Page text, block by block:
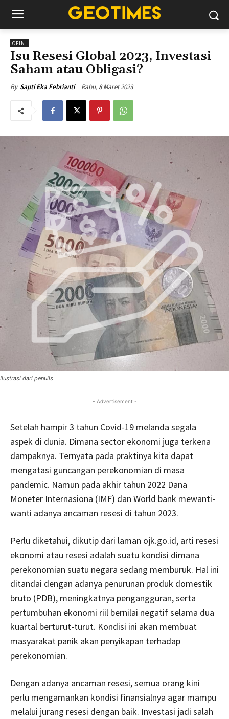
OPINI
Isu Resesi Global 2023, Investasi
Saham atau Obligasi?
By Sapti Eka Febrianti Rabu, 8 Maret 2023
Ilustrasi dari penulis
- Advertisement -
Setelah hampir 3 tahun Covid-19 melanda segala
aspek di dunia. Dimana sector ekonomi juga terkena
dampaknya. Ternyata pada praktinya kita dapat
mengatasi guncangan perekonomian di masa
pandemic. Namun pada akhir tahun 2022 Dana
Moneter Internasiona (IMF) dan World bank mewanti-
wanti adanya ancaman resesi di tahun 2023.
Perlu diketahui, dikutip dari laman ojk.go.id, arti resesi
ekonomi atau resesi adalah suatu kondisi dimana
perekonomian suatu negara sedang memburuk. Hal ini
ditandai dengan adanya penurunan produk domestik
bruto (PDB), meningkatnya pengangguran, serta
pertumbuhan ekonomi riil bernilai negatif selama dua
kuartal berturut-turut. Kondisi ini akan membuat
masyarakat panik akan penyikapan terhadap
perekonomian.
Dengan adanya ancaman resesi, semua orang kini
perlu mengamankan kondisi finansialnya agar mampu
melalui jurang resesi dengan baik. Investasi jadi salah